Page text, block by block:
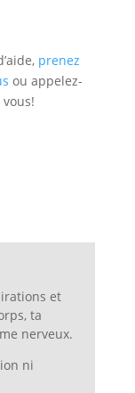
prenez
ou appelez-
et
ta
nerveux.
ni